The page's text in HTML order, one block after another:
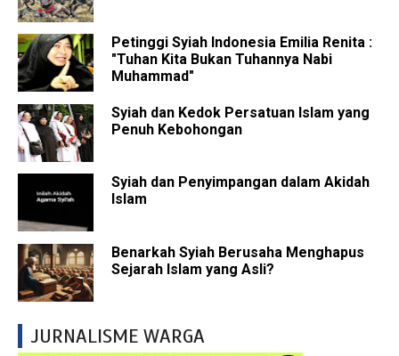
Petinggi Syiah Indonesia Emilia Renita :
"Tuhan Kita Bukan Tuhannya Nabi
Muhammad"
Syiah dan Kedok Persatuan Islam yang
Penuh Kebohongan
Syiah dan Penyimpangan dalam Akidah
Islam
Benarkah Syiah Berusaha Menghapus
Sejarah Islam yang Asli?
JURNALISME WARGA